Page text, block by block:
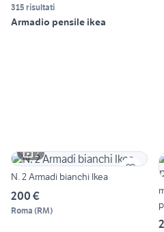
315 risultati
Armadio pensile ikea
2
N. 2 Armadi bianchi Ikea
200 €
Roma (RM)